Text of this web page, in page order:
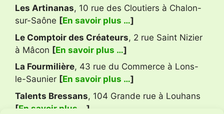
Les Artinanas, 10 rue des Cloutiers à Chalon-
sur-Saône [En savoir plus …]
Le Comptoir des Créateurs, 2 rue Saint Nizier
à Mâcon [En savoir plus …]
La Fourmilière, 43 rue du Commerce à Lons-
le-Saunier [En savoir plus …]
Talents Bressans, 104 Grande rue à Louhans
[En savoir plus … ]